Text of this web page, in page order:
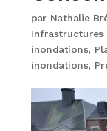
par Nathalie
inondations,
inondations,